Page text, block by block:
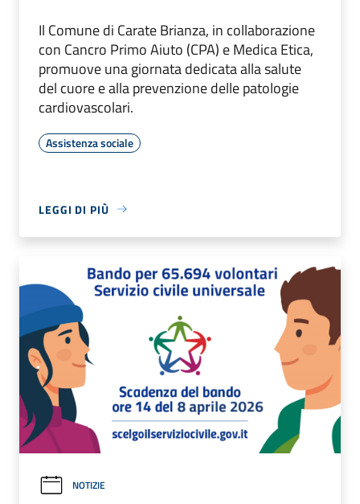
Il Comune di Carate Brianza, in collaborazione
con Cancro Primo Aiuto (CPA) e Medica Etica,
promuove una giornata dedicata alla salute
del cuore e alla prevenzione delle patologie
cardiovascolari.
Assistenza sociale
LEGGI DI PIÙ
NOTIZIE